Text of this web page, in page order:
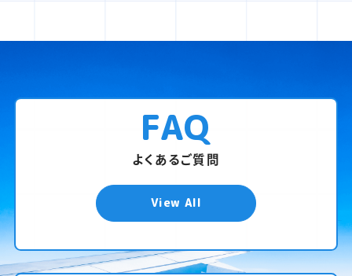
FAQ
よくあるご質問
View All